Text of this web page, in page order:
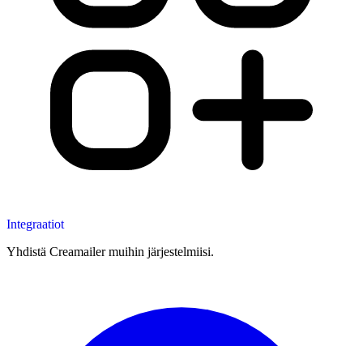
Integraatiot
Yhdistä Creamailer muihin järjestelmiisi.